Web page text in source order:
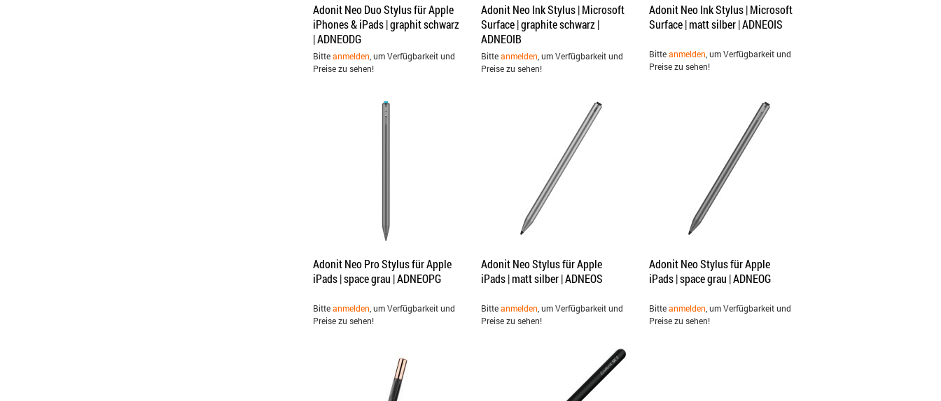
Adonit Neo Duo Stylus für Apple
iPhones & iPads | graphit schwarz
| ADNEODG
Bitteanmelden , um Verfügbarkeit und
Preise zu sehen!
Adonit Neo Ink Stylus | Microsoft
Surface | graphite schwarz |
ADNEOIB
Bitteanmelden , um Verfügbarkeit und
Preise zu sehen!
Adonit Neo Ink Stylus | Microsoft
Surface | matt silber | ADNEOIS
Bitteanmelden , um Verfügbarkeit und
Preise zu sehen!
Adonit Neo Pro Stylus für Apple
iPads | space grau | ADNEOPG
Bitteanmelden , um Verfügbarkeit und
Preise zu sehen!
Adonit Neo Stylus für Apple
iPads | matt silber | ADNEOS
Bitteanmelden , um Verfügbarkeit und
Preise zu sehen!
Adonit Neo Stylus für Apple
iPads | space grau | ADNEOG
Bitteanmelden , um Verfügbarkeit und
Preise zu sehen!